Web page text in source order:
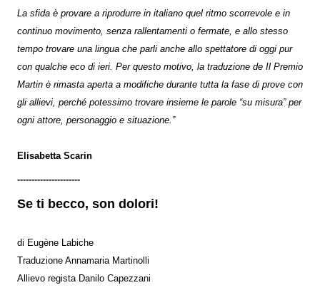
La sfida è provare a riprodurre in italiano quel ritmo scorrevole e in
continuo movimento, senza rallentamenti o fermate, e allo stesso
tempo trovare una lingua che parli anche allo spettatore di oggi pur
con qualche eco di ieri. Per questo motivo, la traduzione de Il Premio
Martin è rimasta aperta a modifiche durante tutta la fase di prove con
gli allievi, perché potessimo trovare insieme le parole “su misura” per
ogni attore, personaggio e situazione.”
Elisabetta Scarin
----------------------
Se ti becco, son dolori!
di Eugène Labiche
Traduzione Annamaria Martinolli
Allievo regista Danilo Capezzani